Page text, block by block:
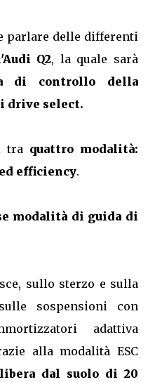
parlare delle differenti
Q2, la quale sarà
di controllo della
drive select.
tra quattro modalità:
efficiency.
modalità di guida di
sullo sterzo e sulla
sospensioni con
adattiva
alla modalità ESC
dal suolo di 20